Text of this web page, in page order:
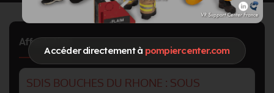
Accéder directement à pompiercenter.com
Affectation
SDIS BOUCHES DU RHONE : SOUS